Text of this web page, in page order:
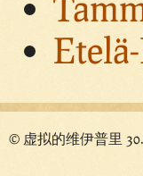
© 虚拟的维伊普里